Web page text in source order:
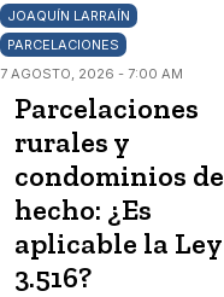
JOAQUÍN LARRAÍN
PARCELACIONES
7 AGOSTO, 2026 - 7:00 AM
Parcelaciones
rurales y
condominios de
hecho: ¿Es
aplicable la Ley
3.516?